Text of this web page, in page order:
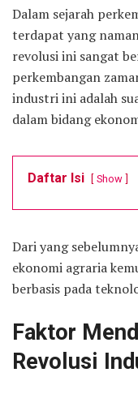
Dalam sejarah
terdapat yang
revolusi ini sangat
perkembangan
industri ini adalah
dalam bidang
Daftar Isi Show
Dari yang
ekonomi agraria
berbasis pada
Faktor
Revolusi